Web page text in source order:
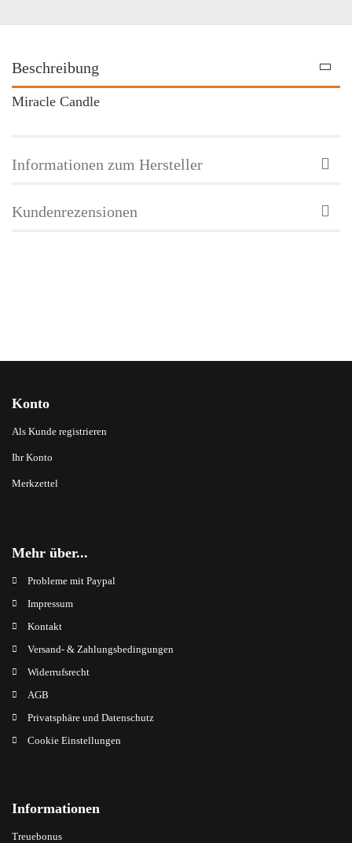
Beschreibung
Miracle Candle
Informationen zum Hersteller
Kundenrezensionen
Konto
Als Kunde registrieren
Ihr Konto
Merkzettel
Mehr über...
Probleme mit Paypal
Impressum
Kontakt
Versand- & Zahlungsbedingungen
Widerrufsrecht
AGB
Privatsphäre und Datenschutz
Cookie Einstellungen
Informationen
Treuebonus